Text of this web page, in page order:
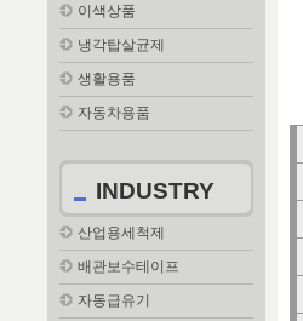
이색상품
냉각탑살균제
생활용품
자동차용품
INDUSTRY
산업용세척제
배관보수테이프
자동급유기